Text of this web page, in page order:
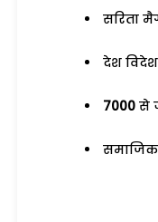
सरिता
देश
7000 से